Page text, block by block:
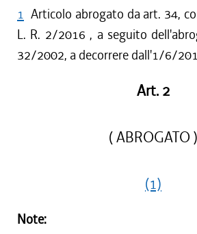
1 Articolo abrogato da art. 34,
L. R. 2/2016 , a seguito
32/2002, a decorrere dall'1/6/
Art. 2
( ABROGATO )
(1)
Note: